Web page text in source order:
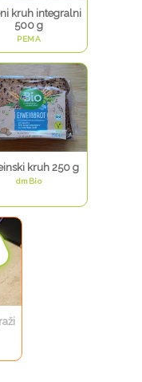
kruh integralni
500 g
PEMA
kruh 250 g
dmBio